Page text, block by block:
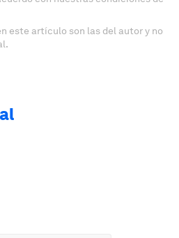
este artículo son las del autor y no